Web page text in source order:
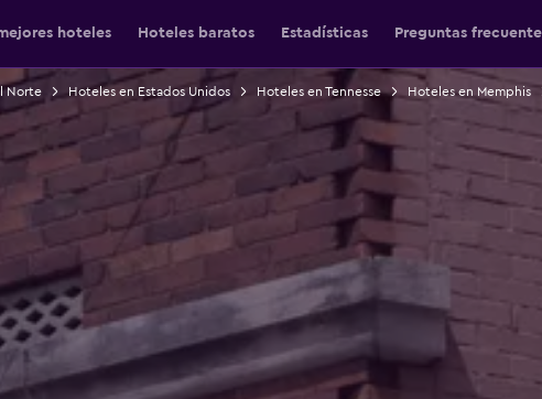
hoteles Hoteles baratos Estadísticas Preguntas
Norte Hoteles en Estados Unidos Hoteles en Tennesse Hoteles en Memphis